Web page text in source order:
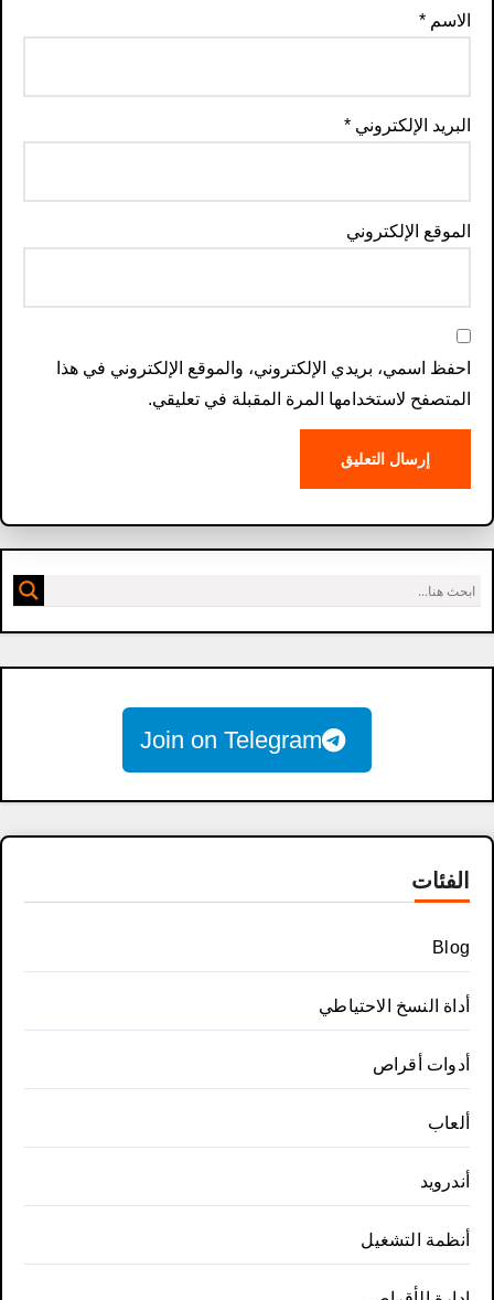
الاسم*
البريد الإلكتروني*
الموقع الإلكتروني
احفظ اسمي، بريدي الإلكتروني، والموقع الإلكتروني في هذا
المتصفح لاستخدامها المرة المقبلة في تعليقي.
Join on Telegram
الفئات
Blog
أداة النسخ الاحتياطي
أدوات أقراص
ألعاب
أندرويد
أنظمة التشغيل